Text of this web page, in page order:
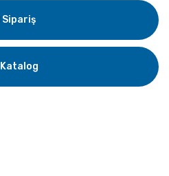
Sipariş
Katalog